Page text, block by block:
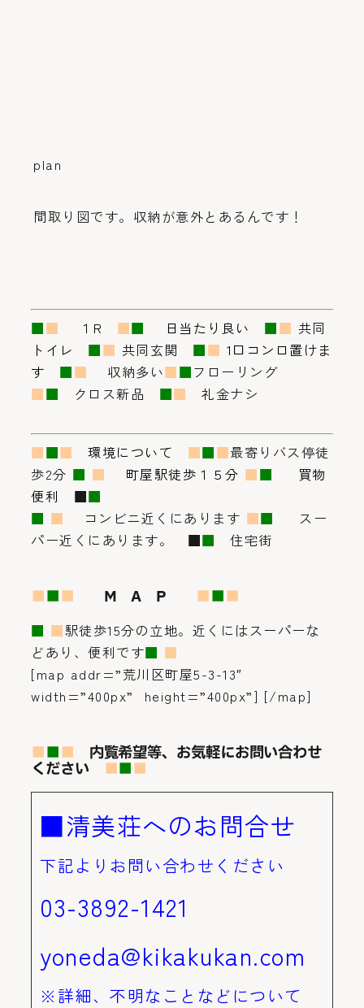
plan
間取り図です。収納が意外とあるんです！
■■ １R ■■ 日当たり良い ■■ 共同
トイレ ■■ 共同玄関 ■■ 1口コンロ置けま
す
■■ 収納多い■■フローリング
■■ クロス新品 ■■ 礼金ナシ
■■■ 環境について ■■■最寄りバス停徒
歩2分 ■ ■ 町屋駅徒歩１５分 ■■
買物
便利 ■■
■ ■ コンビニ近くにあります ■■
スー
パー近くにあります。
■■ 住宅街
■■■ M A P ■■■
■ ■駅徒歩15分の立地。近くにはスーパーな
どあり、便利です■ ■
[map addr=”荒川区町屋5-3-13″
width=”400px” height=”400px”] [/map]
■■■ 内覧希望等、お気軽にお問い合わせ
ください ■■■
■清美荘へのお問合せ
下記よりお問い合わせください
03-3892-1421
yoneda@kikakukan.com
※詳細、不明なことなどについて